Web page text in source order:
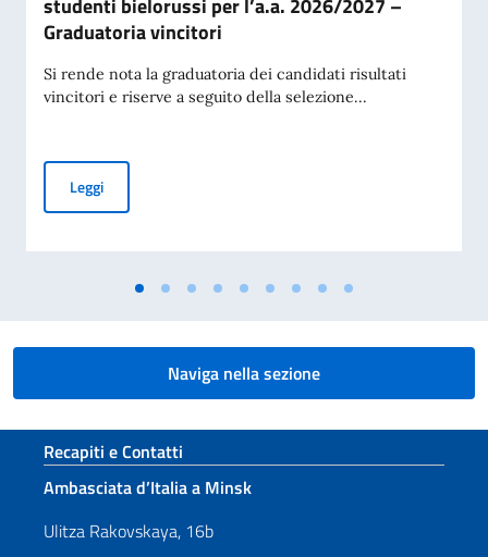
Graduatoria vincitori
Si rende nota la graduatoria dei candidati risultati
vincitori e riserve a seguito della selezione...
LeggiBorse di studio offerte dal Governo Italiano a studenti
Naviga nella sezione
Sezione footer
Recapiti e Contatti
Ambasciata d’Italia a Minsk
Ulitza Rakovskaya, 16b